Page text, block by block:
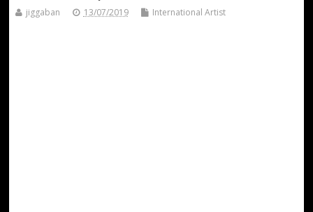
jiggaban 13/07/2019 International Artist